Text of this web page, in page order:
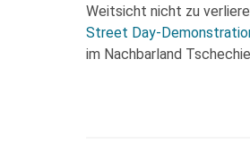
Weitsicht nicht zu
Street Day-
im Nachbarland